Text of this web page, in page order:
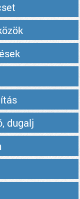
dugalj